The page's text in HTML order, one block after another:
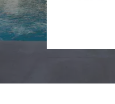
VOLETS ROULANTS
PERGOLAS
CARPORTS